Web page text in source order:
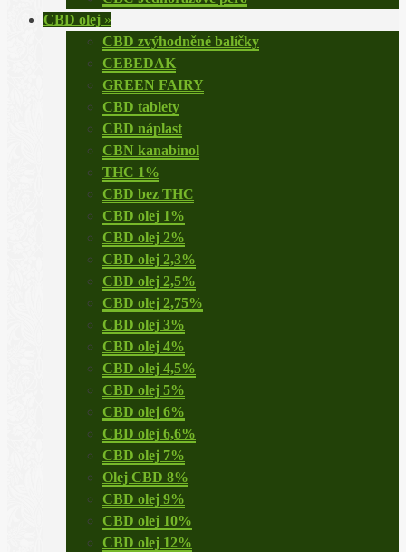
CBD olej »
CBD zvýhodněné balíčky
CEBEDAK
GREEN FAIRY
CBD tablety
CBD náplast
CBN kanabinol
THC 1%
CBD bez THC
CBD olej 1%
CBD olej 2%
CBD olej 2,3%
CBD olej 2,5%
CBD olej 2,75%
CBD olej 3%
CBD olej 4%
CBD olej 4,5%
CBD olej 5%
CBD olej 6%
CBD olej 6,6%
CBD olej 7%
Olej CBD 8%
CBD olej 9%
CBD olej 10%
CBD olej 12%